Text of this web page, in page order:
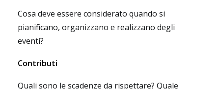
Cosa deve essere considerato quando si
pianificano, organizzano e realizzano degli
eventi?
Contributi
Quali sono le scadenze da rispettare? Quale